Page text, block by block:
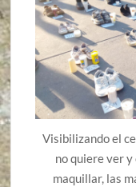
Visibilizando el
no quiere ver
maquillar, las